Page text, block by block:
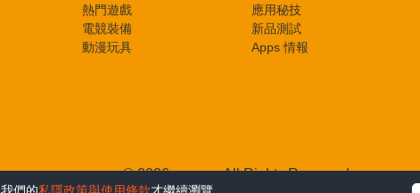
熱門遊戲
電競裝備
動漫玩具
應用秘技
新品測試
Apps 情報
© 2026 e-zone. All Rights Reserved.